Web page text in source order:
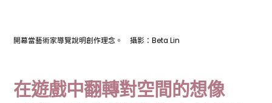
開幕當藝術家導覽說明創作理念。 攝影：Beta Lin
在遊戲中翻轉對空間的想像